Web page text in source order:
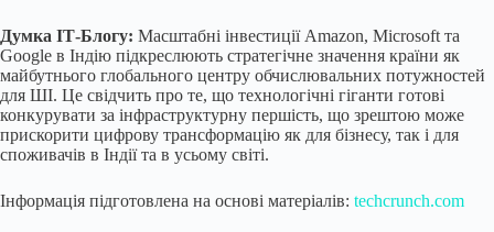
Думка ІТ-Блогу: Масштабні інвестиції Amazon, Microsoft та
Google в Індію підкреслюють стратегічне значення країни як
майбутнього глобального центру обчислювальних потужностей
для ШІ. Це свідчить про те, що технологічні гіганти готові
конкурувати за інфраструктурну першість, що зрештою може
прискорити цифрову трансформацію як для бізнесу, так і для
споживачів в Індії та в усьому світі.
Інформація підготовлена на основі матеріалів: techcrunch.com